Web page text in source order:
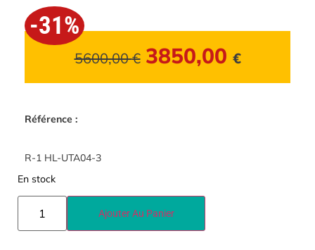
-31%
5600,00€ 3850,00 €
Référence :
R-1 HL-UTA04-3
En stock
Ajouter Au Panier